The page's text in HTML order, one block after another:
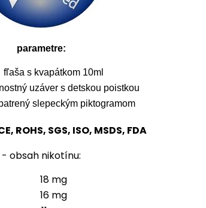
parametre:
fľaša s kvapátkom 10ml
uzáver s detskou poistkou
slepeckým piktogramom
ROHS, SGS, ISO, MSDS, FDA
- obsah nikotínu:
18 mg
16 mg